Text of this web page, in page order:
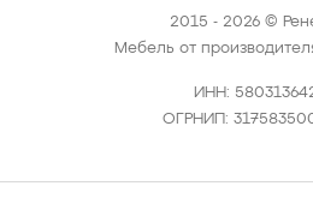
2015 - 2026 ©
Мебель от
ИНН:
ОГРНИП: